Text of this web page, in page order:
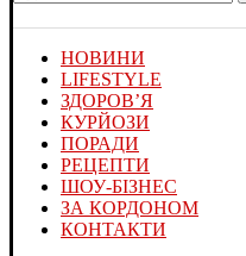
НОВИНИ
LIFESTYLE
ЗДОРОВ’Я
КУРЙОЗИ
ПОРАДИ
РЕЦЕПТИ
ШОУ-БІЗНЕС
ЗА КОРДОНОМ
КОНТАКТИ